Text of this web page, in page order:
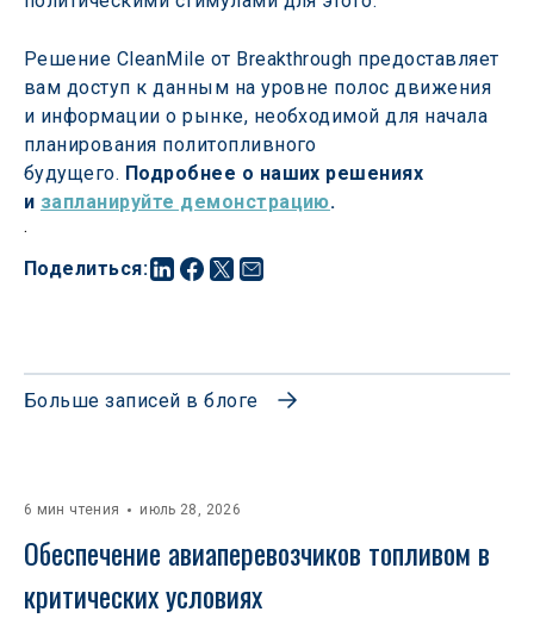
Поделиться:
Решение CleanMile от Breakthrough предоставляет
вам доступ к данным на уровне полос движения
и информации о рынке, необходимой для начала
планирования политопливного
будущего. Подробнее о наших решениях
и запланируйте демонстрацию.
.
Больше записей в блоге
6 мин чтения июль 28, 2026
Обеспечение авиаперевозчиков топливом в
критических условиях